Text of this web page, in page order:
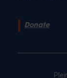
Donate